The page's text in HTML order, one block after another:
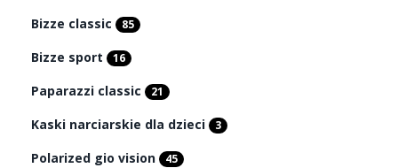
Bizze classic 85
Bizze sport 16
Paparazzi classic 21
Kaski narciarskie dla dzieci 3
Polarized gio vision 45